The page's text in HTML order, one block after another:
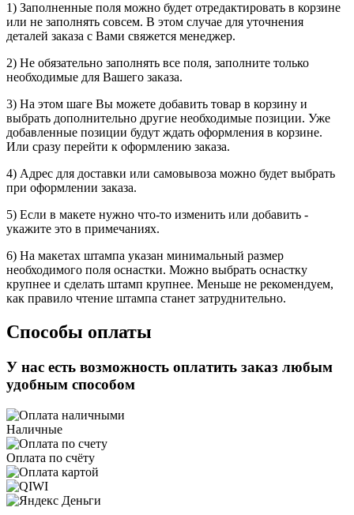
1) Заполненные поля можно будет отредактировать в корзине
или не заполнять совсем. В этом случае для уточнения
деталей заказа с Вами свяжется менеджер.
2) Не обязательно заполнять все поля, заполните только
необходимые для Вашего заказа.
3) На этом шаге Вы можете добавить товар в корзину и
выбрать дополнительно другие необходимые позиции. Уже
добавленные позиции будут ждать оформления в корзине.
Или сразу перейти к оформлению заказа.
4) Адрес для доставки или самовывоза можно будет выбрать
при оформлении заказа.
5) Если в макете нужно что-то изменить или добавить -
укажите это в примечаниях.
6) На макетах штампа указан минимальный размер
необходимого поля оснастки. Можно выбрать оснастку
крупнее и сделать штамп крупнее. Меньше не рекомендуем,
как правило чтение штампа станет затруднительно.
Способы оплаты
У нас есть возможность оплатить заказ любым
удобным способом
Наличные
Оплата по счёту